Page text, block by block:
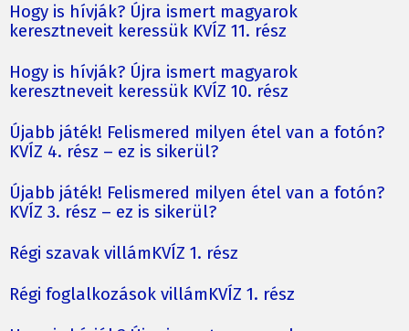
Hogy is hívják? Újra ismert magyarok
keresztneveit keressük KVÍZ 11. rész
Hogy is hívják? Újra ismert magyarok
keresztneveit keressük KVÍZ 10. rész
Újabb játék! Felismered milyen étel van a fotón?
KVÍZ 4. rész – ez is sikerül?
Újabb játék! Felismered milyen étel van a fotón?
KVÍZ 3. rész – ez is sikerül?
Régi szavak villámKVÍZ 1. rész
Régi foglalkozások villámKVÍZ 1. rész